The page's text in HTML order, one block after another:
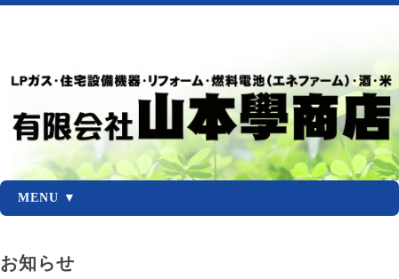
MENU ▼
お知らせ